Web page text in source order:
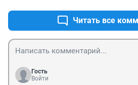
Читать все
Гость
Войти